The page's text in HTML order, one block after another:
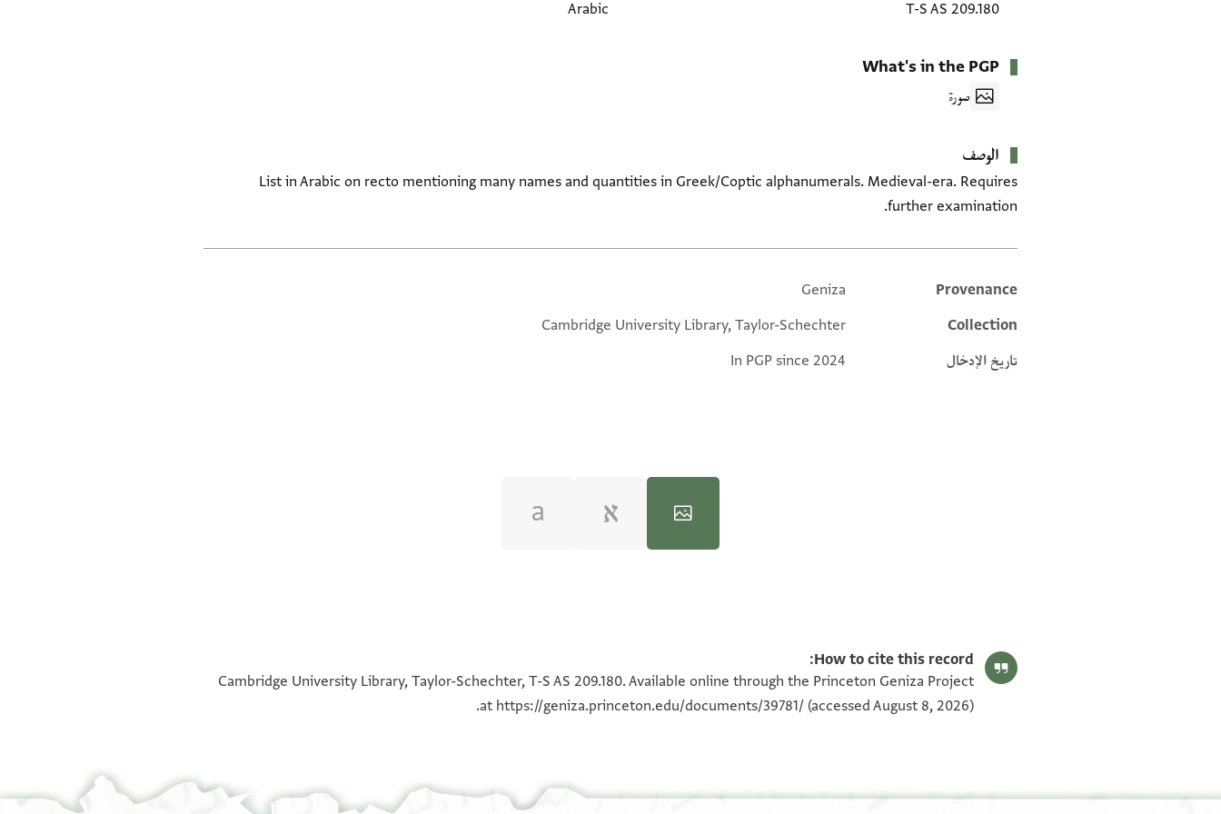
T-S AS 209.180
Arabic
What's in the PGP
صورة
الوصف
List in Arabic on recto mentioning many names and quantities in Greek/Coptic alphanumerals. Medieval-era. Requires
further examination.
Additional metadata
Provenance
Geniza
Collection
Cambridge University Library, Taylor-Schechter
تاريخ الإدخال
In PGP since 2024
How to cite this record:
Cambridge University Library, Taylor-Schechter, T-S AS 209.180. Available online through the Princeton Geniza Project
at https://geniza.princeton.edu/documents/39781/ (accessed August 8, 2026).